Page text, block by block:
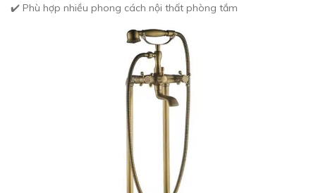
✔️ Phù hợp nhiều phong cách nội thất phòng tắm